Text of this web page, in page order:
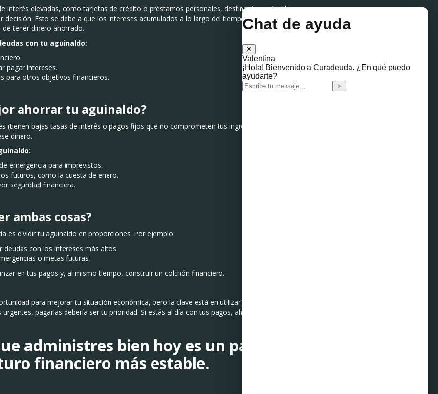
interés elevadas, como tarjetas de crédito o préstamos personales, destinar tu aguinaldo a
decisión. Esto se debe a que los intereses acumulados a lo largo del tiempo pueden costarte
tener dinero ahorrado.
con tu aguinaldo:
pagar intereses.
para otros objetivos financieros.
ahorrar tu aguinaldo?
(tienen bajas tasas de interés o pagos fijos que no comprometen tus ingresos mensuales),
dinero.
emergencia para imprevistos.
futuros, como la cuesta de enero.
seguridad financiera.
ambas cosas?
es dividir tu aguinaldo en proporciones. Por ejemplo:
deudas con los intereses más altos.
o metas futuras.
en tus pagos y, al mismo tiempo, construir un colchón financiero.
para mejorar tu situación económica, pero la clave está en utilizarlo de manera
pagarlas debería ser tu prioridad. Si estás al día con tus pagos, ahorrar será una
administres bien hoy es un paso
financiero más estable.